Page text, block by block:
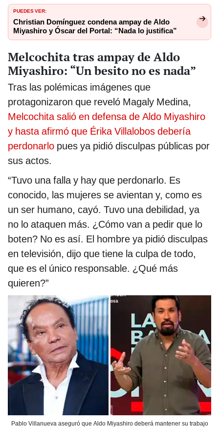
PUEDES VER:
Christian Domínguez condena ampay de Aldo
Miyashiro y Óscar del Portal: “Nada lo justifica”
Melcochita tras ampay de Aldo
Miyashiro: “Un besito no es nada”
Tras las polémicas imágenes que
protagonizaron que reveló Magaly Medina,
Melcochita salió en defensa de Aldo Miyashiro
y hasta afirmó que Érika Villalobos debería
perdonarlo pues ya pidió disculpas públicas por
sus actos.
“Tuvo una falla y hay que perdonarlo. Es
conocido, las mujeres se avientan y, como es
un ser humano, cayó. Tuvo una debilidad, ya
no lo ataquen más. ¿Cómo van a pedir que lo
boten? No es así. El hombre ya pidió disculpas
en televisión, dijo que tiene la culpa de todo,
que es el único responsable. ¿Qué más
quieren?”
Pablo Villanueva aseguró que Aldo Miyashiro deberá mantener su trabajo